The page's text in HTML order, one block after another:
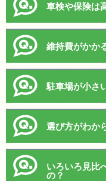
車検や保険は
維持費がかか
駐車場が小さ
選び方がわか
いろいろ見比
の？